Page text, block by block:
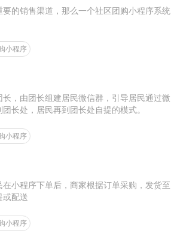
的销售渠道，那么一个社区团购小程序系统
小程序
，由团长组建居民微信群，引导居民通过微
长处，居民再到团长处自提的模式。
小程序
小程序下单后，商家根据订单采购，发货至
或配送
小程序